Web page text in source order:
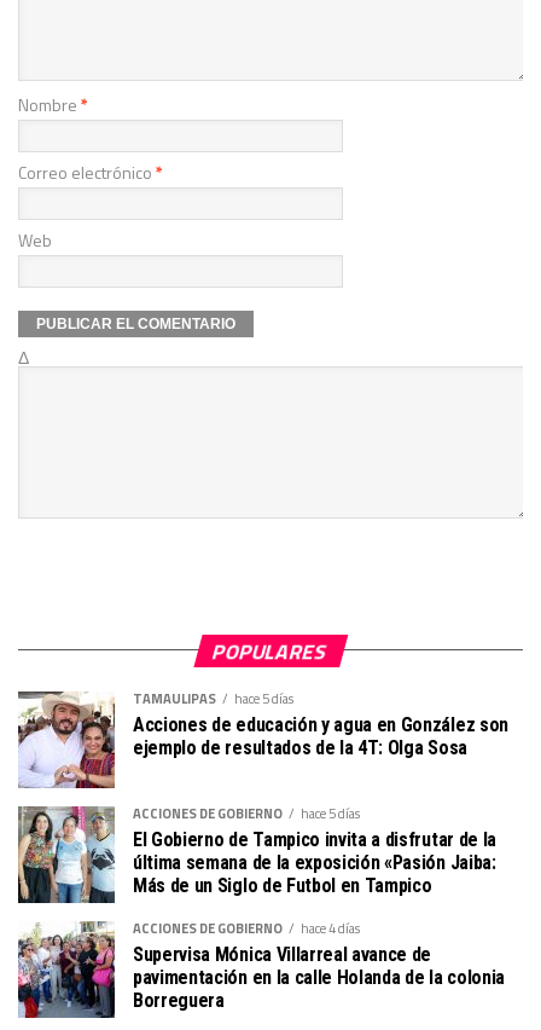
Nombre*
Correo electrónico*
Web
Δ
POPULARES
TAMAULIPAS hace 5 días
Acciones de educación y agua en González son
ejemplo de resultados de la 4T: Olga Sosa
ACCIONES DE GOBIERNO hace 5 días
El Gobierno de Tampico invita a disfrutar de la
última semana de la exposición «Pasión Jaiba:
Más de un Siglo de Futbol en Tampico
ACCIONES DE GOBIERNO hace 4 días
Supervisa Mónica Villarreal avance de
pavimentación en la calle Holanda de la colonia
Borreguera